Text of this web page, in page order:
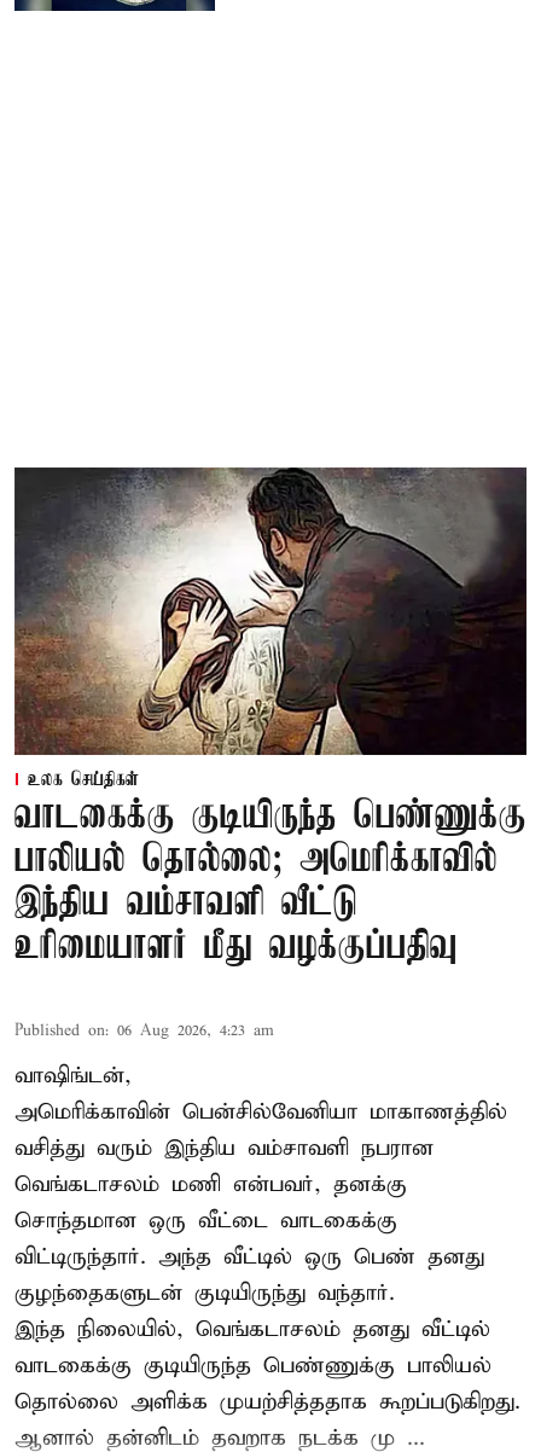
உலக செய்திகள்
வாடகைக்கு குடியிருந்த பெண்ணுக்கு
பாலியல் தொல்லை; அமெரிக்காவில்
இந்திய வம்சாவளி வீட்டு
உரிமையாளர் மீது வழக்குப்பதிவு
Published on: 06 Aug 2026, 4:23 am
வாஷிங்டன்,
அமெரிக்காவின் பென்சில்வேனியா மாகாணத்தில்
வசித்து வரும் இந்திய வம்சாவளி நபரான
வெங்கடாசலம் மணி என்பவர், தனக்கு
சொந்தமான ஒரு வீட்டை வாடகைக்கு
விட்டிருந்தார். அந்த வீட்டில் ஒரு பெண் தனது
குழந்தைகளுடன் குடியிருந்து வந்தார்.
இந்த நிலையில், வெங்கடாசலம் தனது வீட்டில்
வாடகைக்கு குடியிருந்த பெண்ணுக்கு பாலியல்
தொல்லை அளிக்க முயற்சித்ததாக கூறப்படுகிறது.
ஆனால் தன்னிடம் தவறாக நடக்க மு ...